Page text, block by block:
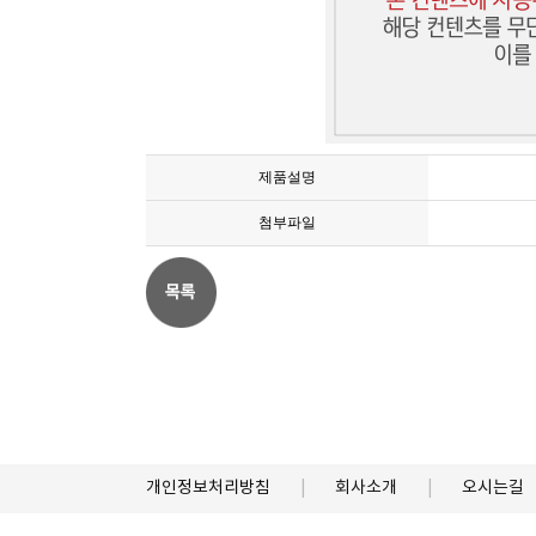
제품설명
첨부파일
개인정보처리방침 회사소개 오시는길